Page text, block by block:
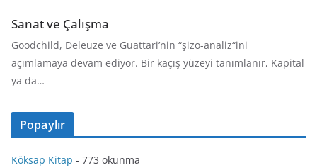
Sanat ve Çalışma
Goodchild, Deleuze ve Guattari’nin “şizo-analiz“ini
açımlamaya devam ediyor. Bir kaçış yüzeyi tanımlanır, Kapital
ya da…
Popaylır
Köksap Kitap - 773 okunma